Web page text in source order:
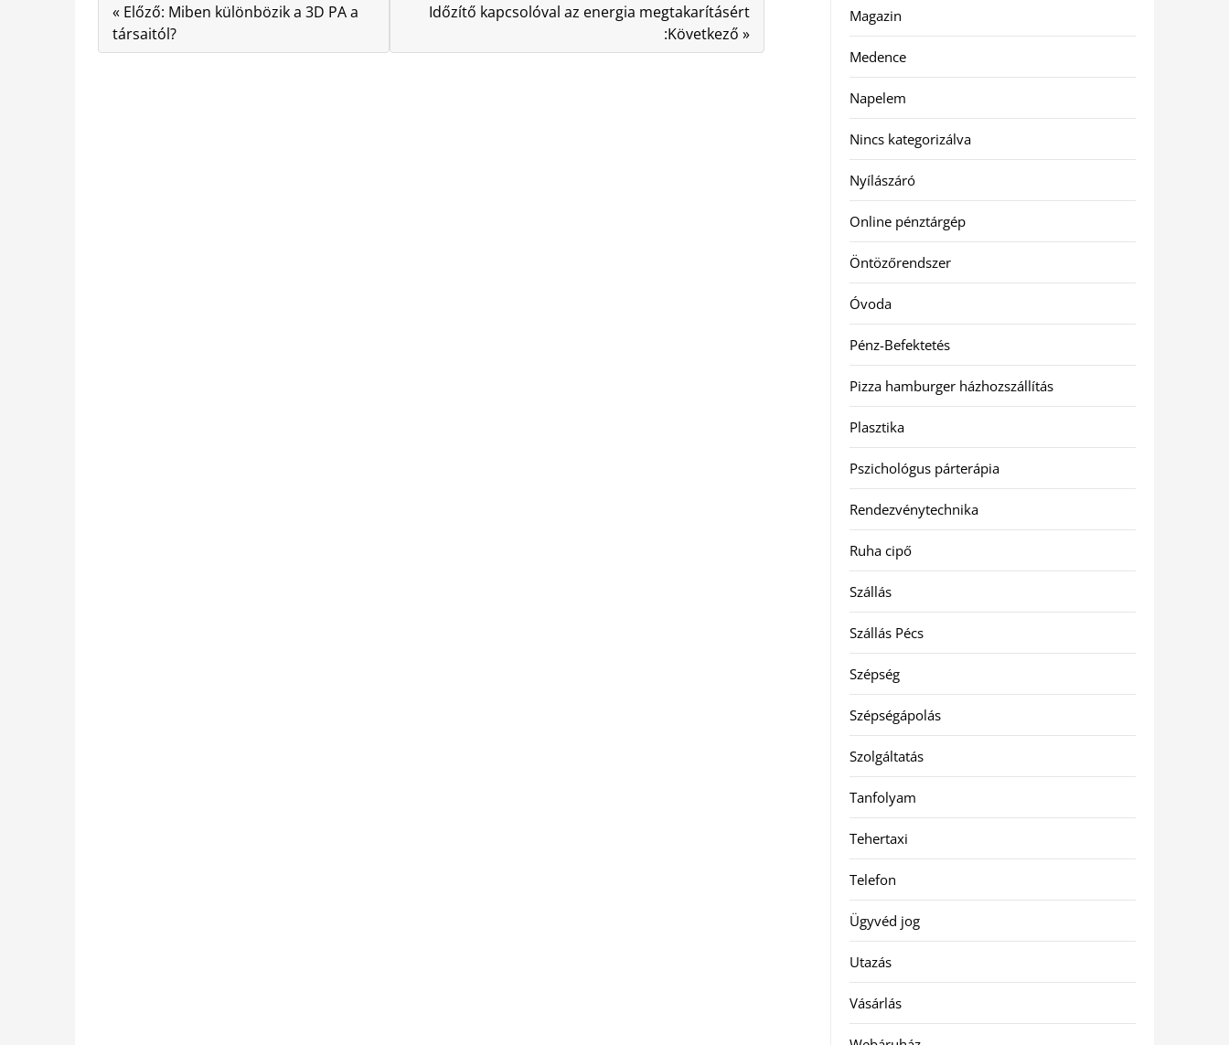
« Előző: Miben különbözik a 3D PA a
társaitól?
Időzítő kapcsolóval az energia megtakarításért
:Következő »
Magazin
Medence
Napelem
Nincs kategorizálva
Nyílászáró
Online pénztárgép
Öntözőrendszer
Óvoda
Pénz-Befektetés
Pizza hamburger házhozszállítás
Plasztika
Pszichológus párterápia
Rendezvénytechnika
Ruha cipő
Szállás
Szállás Pécs
Szépség
Szépségápolás
Szolgáltatás
Tanfolyam
Tehertaxi
Telefon
Ügyvéd jog
Utazás
Vásárlás